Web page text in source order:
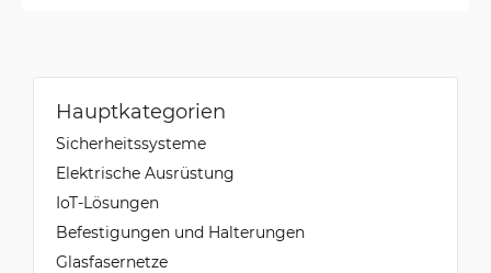
Hauptkategorien
Sicherheitssysteme
Elektrische Ausrüstung
IoT-Lösungen
Befestigungen und Halterungen
Glasfasernetze